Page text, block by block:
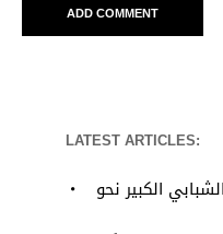
LATEST ARTICLES:
الكبير نحو